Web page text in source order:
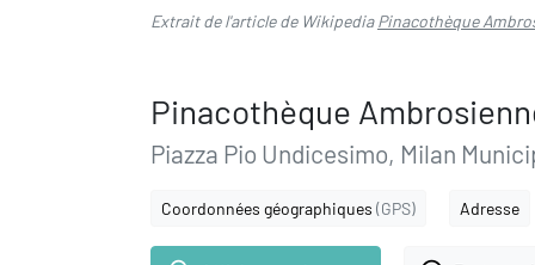
Extrait de l'article de WikipediaPinacothèque
Pinacothèque
Piazza Pio Undicesimo, Milan
Coordonnées géographiques (GPS) Adresse